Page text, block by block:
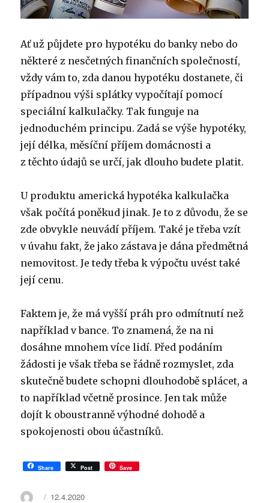
Ať už půjdete pro hypotéku do banky nebo do
některé z nesčetných finančních společností,
vždy vám to, zda danou hypotéku dostanete, či
případnou výši splátky vypočítají pomocí
speciální kalkulačky. Tak funguje na
jednoduchém principu. Zadá se výše hypotéky,
její délka, měsíční příjem domácnosti a
z těchto údajů se určí, jak dlouho budete platit.
U produktu americká hypotéka kalkulačka
však počítá poněkud jinak. Je to z důvodu, že se
zde obvykle neuvádí příjem. Také je třeba vzít
v úvahu fakt, že jako zástava je dána předmětná
nemovitost. Je tedy třeba k výpočtu uvést také
její cenu.
Faktem je, že má vyšší práh pro odmítnutí než
například v bance. To znamená, že na ni
dosáhne mnohem více lidí. Před podáním
žádosti je však třeba se řádně rozmyslet, zda
skutečně budete schopni dlouhodobě splácet, a
to například včetně prosince. Jen tak může
dojít k oboustranně výhodné dohodě a
spokojenosti obou účastníků.
Share Post Save
Autor:Publikováno:
12.4.2020